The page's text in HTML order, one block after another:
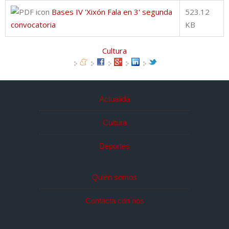
Bases IV 'Xixón Fala en 3' segunda
convocatoria
523.12
KB
Cultura
Actualidá
Cultura
Deportes
Quién somos
Contacta con nos